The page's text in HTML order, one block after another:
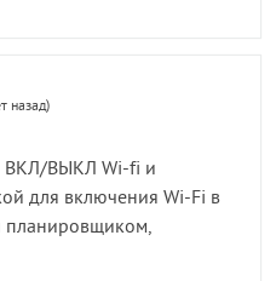
назад)
ВКЛ/ВЫКЛ Wi-fi и
для включения Wi-Fi в
планировщиком,